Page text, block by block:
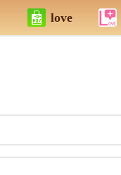
love